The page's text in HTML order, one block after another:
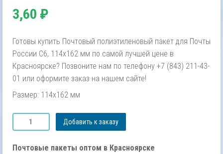
3,60 ₽
Готовы купить Почтовый полиэтиленовый пакет для Почты
России С6, 114х162 мм по самой лучшей цене в
Красноярске? Позвоните нам по телефону +7 (843) 211-43-
01 или оформите заказ на нашем сайте!
Размер: 114х162 мм
Количество
товара
полиэтиленовый
Добавить к заказу
Почтовые пакеты оптом в Красноярске